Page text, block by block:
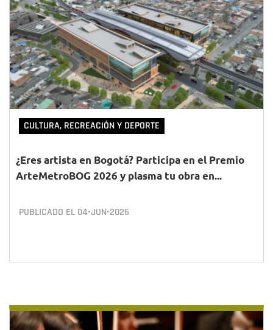
CULTURA, RECREACIÓN Y DEPORTE
¿Eres artista en Bogotá? Participa en el Premio
ArteMetroBOG 2026 y plasma tu obra en...
PUBLICADO EL 04•JUN•2026